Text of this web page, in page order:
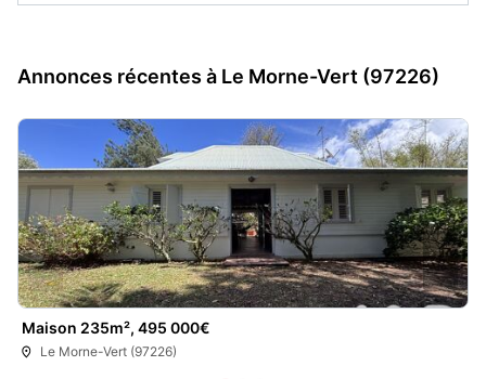
Annonces récentes à Le Morne-Vert (97226)
Maison 235m², 495 000€
Le Morne-Vert (97226)